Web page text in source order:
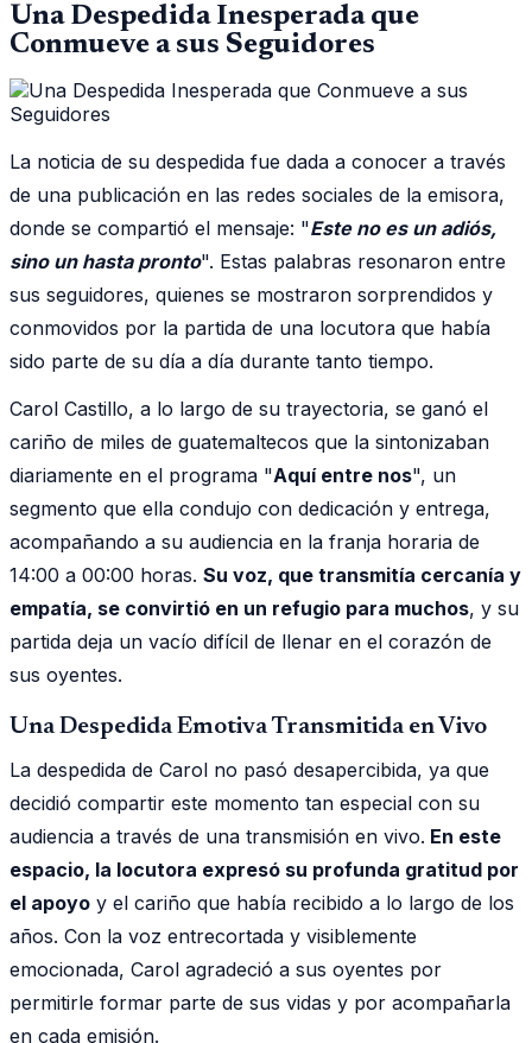
Una Despedida Inesperada que
Conmueve a sus Seguidores
La noticia de su despedida fue dada a conocer a través
de una publicación en las redes sociales de la emisora,
donde se compartió el mensaje: "Este no es un adiós,
sino un hasta pronto". Estas palabras resonaron entre
sus seguidores, quienes se mostraron sorprendidos y
conmovidos por la partida de una locutora que había
sido parte de su día a día durante tanto tiempo.
Carol Castillo, a lo largo de su trayectoria, se ganó el
cariño de miles de guatemaltecos que la sintonizaban
diariamente en el programa "Aquí entre nos", un
segmento que ella condujo con dedicación y entrega,
acompañando a su audiencia en la franja horaria de
14:00 a 00:00 horas. Su voz, que transmitía cercanía y
empatía, se convirtió en un refugio para muchos, y su
partida deja un vacío difícil de llenar en el corazón de
sus oyentes.
Una Despedida Emotiva Transmitida en Vivo
La despedida de Carol no pasó desapercibida, ya que
decidió compartir este momento tan especial con su
audiencia a través de una transmisión en vivo. En este
espacio, la locutora expresó su profunda gratitud por
el apoyo y el cariño que había recibido a lo largo de los
años. Con la voz entrecortada y visiblemente
emocionada, Carol agradeció a sus oyentes por
permitirle formar parte de sus vidas y por acompañarla
en cada emisión.